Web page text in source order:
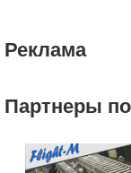
Реклама
Партнеры